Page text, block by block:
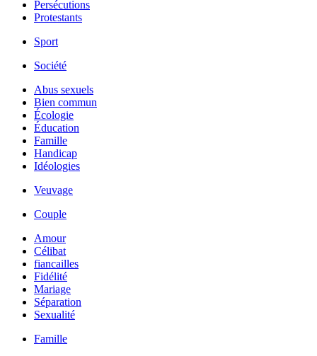
Persécutions
Protestants
Sport
Société
Abus sexuels
Bien commun
Écologie
Éducation
Famille
Handicap
Idéologies
Veuvage
Couple
Amour
Célibat
fiancailles
Fidélité
Mariage
Séparation
Sexualité
Famille